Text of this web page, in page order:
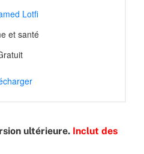
Lotfi
et santé
ultérieure. Inclut des